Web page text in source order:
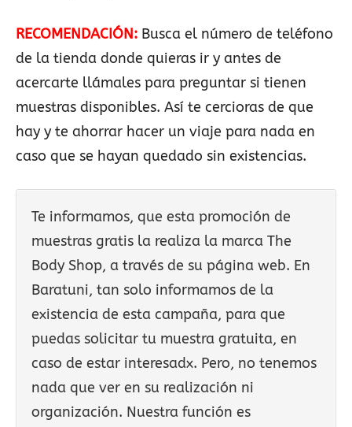
RECOMENDACIÓN: Busca el número de teléfono
de la tienda donde quieras ir y antes de
acercarte llámales para preguntar si tienen
muestras disponibles. Así te cercioras de que
hay y te ahorrar hacer un viaje para nada en
caso que se hayan quedado sin existencias.
Te informamos, que esta promoción de
muestras gratis la realiza la marca The
Body Shop, a través de su página web. En
Baratuni, tan solo informamos de la
existencia de esta campaña, para que
puedas solicitar tu muestra gratuita, en
caso de estar interesadx. Pero, no tenemos
nada que ver en su realización ni
organización. Nuestra función es